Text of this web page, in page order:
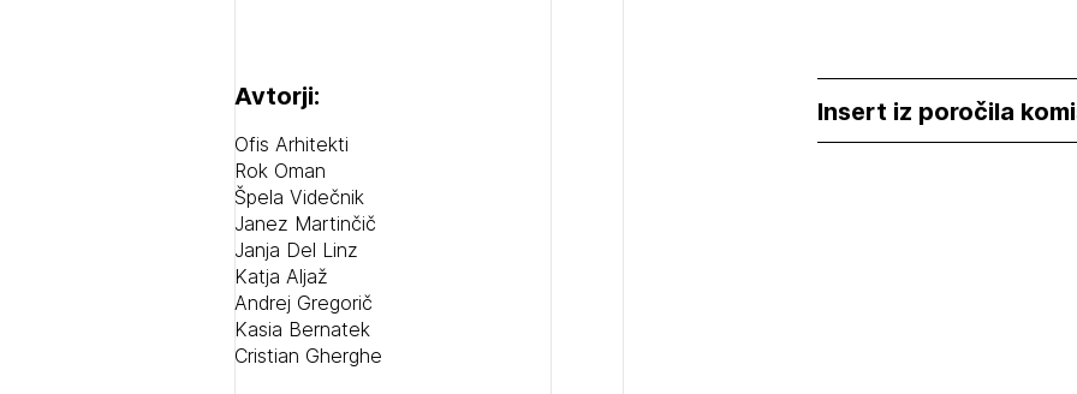
Avtorji:
Ofis Arhitekti
Rok Oman
Špela Videčnik
Janez Martinčič
Janja Del Linz
Katja Aljaž
Andrej Gregorič
Kasia Bernatek
Cristian Gherghe
Insert iz poročila